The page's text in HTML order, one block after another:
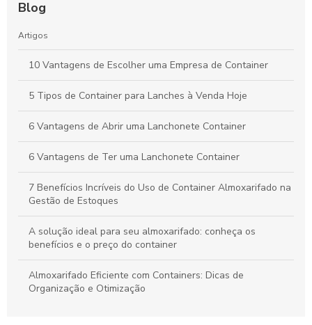
Blog
Artigos
10 Vantagens de Escolher uma Empresa de Container
5 Tipos de Container para Lanches à Venda Hoje
6 Vantagens de Abrir uma Lanchonete Container
6 Vantagens de Ter uma Lanchonete Container
7 Benefícios Incríveis do Uso de Container Almoxarifado na
Gestão de Estoques
A solução ideal para seu almoxarifado: conheça os
benefícios e o preço do container
Almoxarifado Eficiente com Containers: Dicas de
Organização e Otimização